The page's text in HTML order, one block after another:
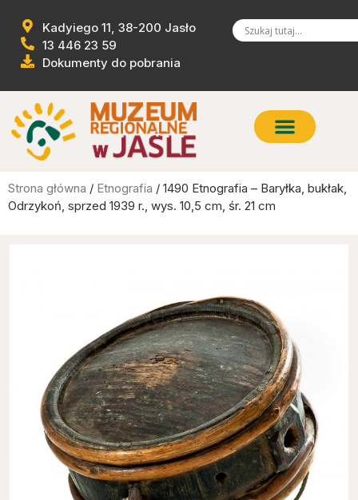
Kadyiego 11, 38-200 Jasło
13 446 23 59
Dokumenty do pobrania
Strona główna / Etnografia / 1490 Etnografia – Baryłka, bukłak,
Odrzykoń, sprzed 1939 r., wys. 10,5 cm, śr. 21 cm